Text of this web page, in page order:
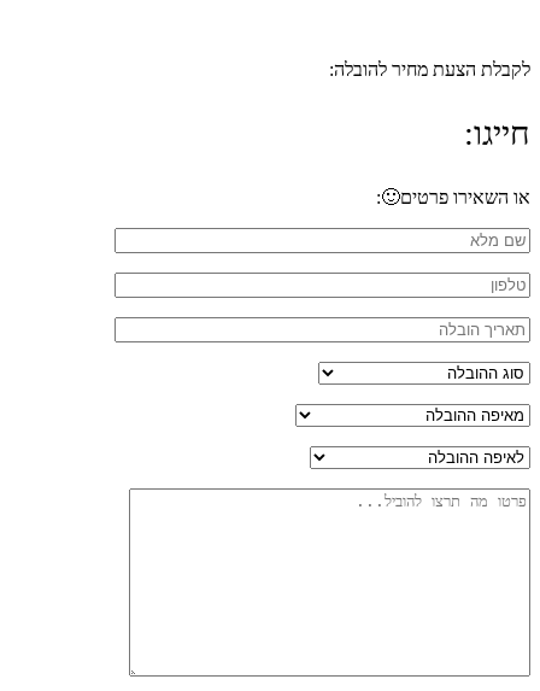
לקבלת הצעת מחיר להובלה:
חייגו:
או השאירו פרטים🙂: